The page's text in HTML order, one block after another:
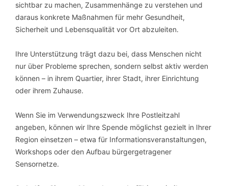
sichtbar zu machen, Zusammenhänge zu verstehen und
daraus konkrete Maßnahmen für mehr Gesundheit,
Sicherheit und Lebensqualität vor Ort abzuleiten.
Ihre Unterstützung trägt dazu bei, dass Menschen nicht
nur über Probleme sprechen, sondern selbst aktiv werden
können – in ihrem Quartier, ihrer Stadt, ihrer Einrichtung
oder ihrem Zuhause.
Wenn Sie im Verwendungszweck Ihre Postleitzahl
angeben, können wir Ihre Spende möglichst gezielt in Ihrer
Region einsetzen – etwa für Informationsveranstaltungen,
Workshops oder den Aufbau bürgergetragener
Sensornetze.